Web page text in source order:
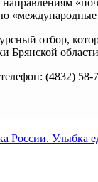
отбор,
Брянской
(4832) 58-